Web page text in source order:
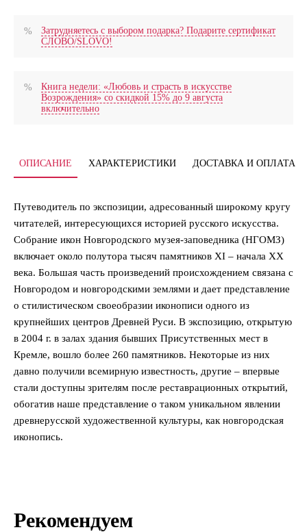
Затрудняетесь с выбором подарка? Подарите сертификат
СЛОВО/SLOVO!
Книга недели: «Любовь и страсть в искусстве
Возрождения» со скидкой 15% до 9 августа
включительно
ОПИСАНИЕ ХАРАКТЕРИСТИКИ ДОСТАВКА И ОПЛАТА
Путеводитель по экспозиции, адресованный широкому кругу
читателей, интересующихся историей русского искусства.
Собрание икон Новгородского музея-заповедника (НГОМЗ)
включает около полутора тысяч памятников ХI – начала ХХ
века. Большая часть произведений происхождением связана с
Новгородом и новгородскими землями и дает представление
о стилистическом своеобразии иконописи одного из
крупнейших центров Древней Руси. В экспозицию, открытую
в 2004 г. в залах здания бывших Присутственных мест в
Кремле, вошло более 260 памятников. Некоторые из них
давно получили всемирную известность, другие – впервые
стали доступны зрителям после реставрационных открытий,
обогатив наше представление о таком уникальном явлении
древнерусской художественной культуры, как новгородская
иконопись.
Рекомендуем